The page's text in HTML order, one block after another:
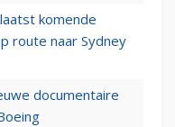
komende
route naar Sydney
documentaire